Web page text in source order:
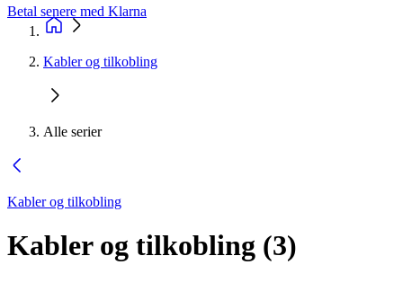
Betal senere med Klarna
Kabler og tilkobling
Alle serier
Kabler og tilkobling
Kabler og tilkobling (3)